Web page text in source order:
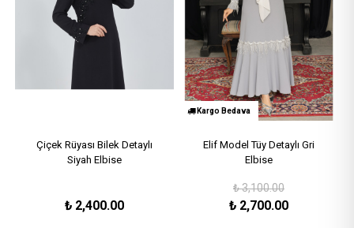
Çiçek Rüyası Bilek Detaylı
Siyah Elbise
₺ 2,400.00
Kargo Bedava
Elif Model Tüy Detaylı Gri
Elbise
₺3,100.00
₺ 2,700.00